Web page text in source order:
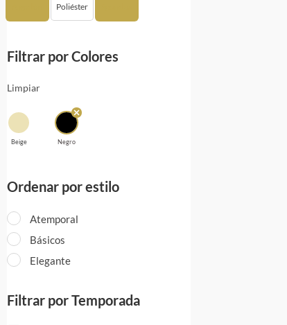
Poliéster
Filtrar por Colores
Limpiar
Beige Negro
Ordenar por estilo
Atemporal
Básicos
Elegante
Filtrar por Temporada